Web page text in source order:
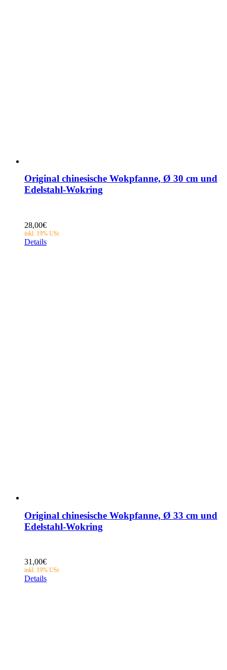
Original chinesische Wokpfanne, Ø 30 cm und
Edelstahl-Wokring
28,00€
Details
Original chinesische Wokpfanne, Ø 33 cm und
Edelstahl-Wokring
31,00€
Details